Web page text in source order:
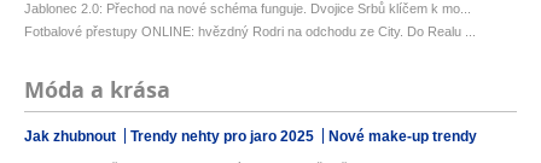
Jablonec 2.0: Přechod na nové schéma funguje. Dvojice Srbů klíčem k mo...
Fotbalové přestupy ONLINE: hvězdný Rodri na odchodu ze City. Do Realu ...
Móda a krása
Jak zhubnout Trendy nehty pro jaro 2025 Nové make-up trendy